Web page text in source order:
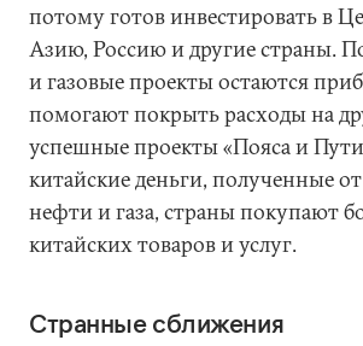
потому готов инвестировать в
Азию, Россию и другие страны.
и газовые проекты остаются
помогают покрыть расходы на
успешные проекты «Пояса и
китайские деньги, полученные
нефти и газа, страны покупают
китайских товаров и услуг.
Странные сближения